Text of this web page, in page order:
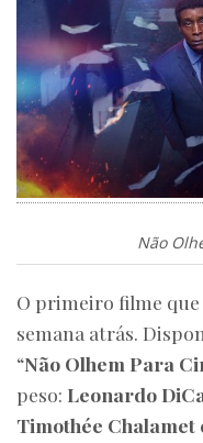
Não
O primeiro filme
semana atrás.
“Não Olhem Para
peso: Leonardo
Timothée Chalamet